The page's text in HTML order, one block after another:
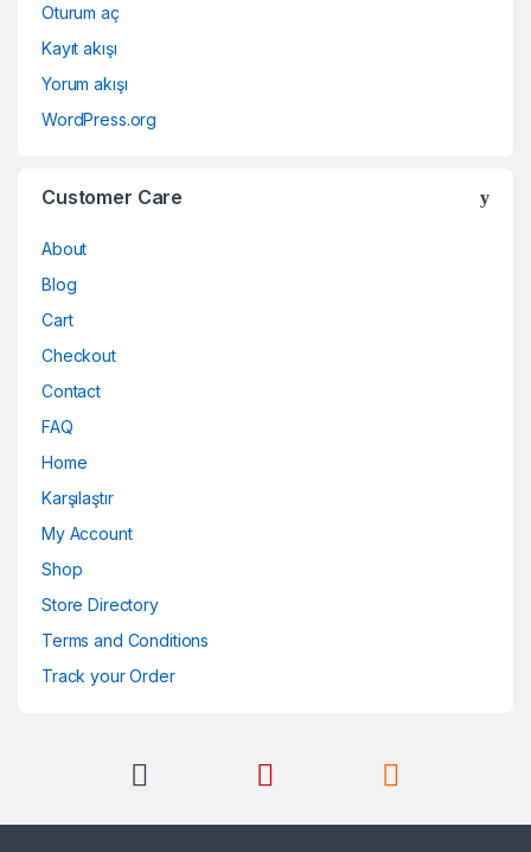
Oturum aç
Kayıt akışı
Yorum akışı
WordPress.org
Customer Care
About
Blog
Cart
Checkout
Contact
FAQ
Home
Karşılaştır
My Account
Shop
Store Directory
Terms and Conditions
Track your Order